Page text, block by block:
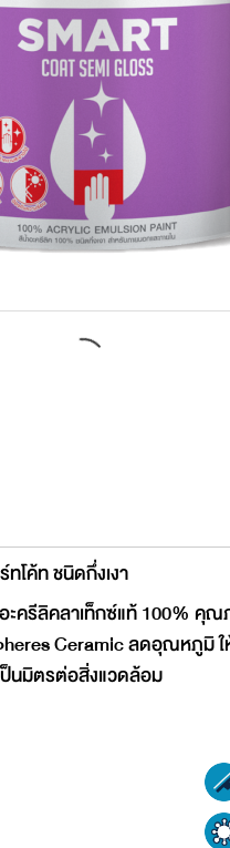
โค้ท ชนิดกึ่งเงา
ครีลิคลาเท็กซ์แท้ 100% คุ
Ceramic ลดอุณหภูมิ
นมิตรต่อสิ่งแวดล้อม